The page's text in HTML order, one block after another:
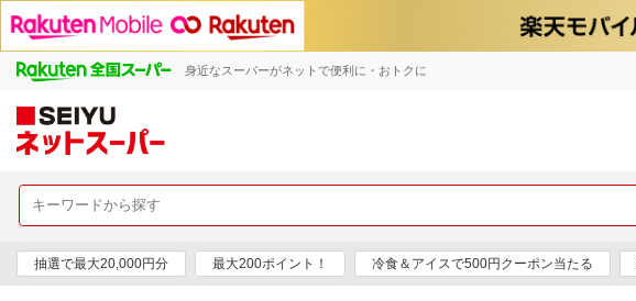
身近なスーパーがネットで便利に・おトクに
抽選で最大20,000円分 最大200ポイント！ 冷食＆アイスで500円クーポン当たる